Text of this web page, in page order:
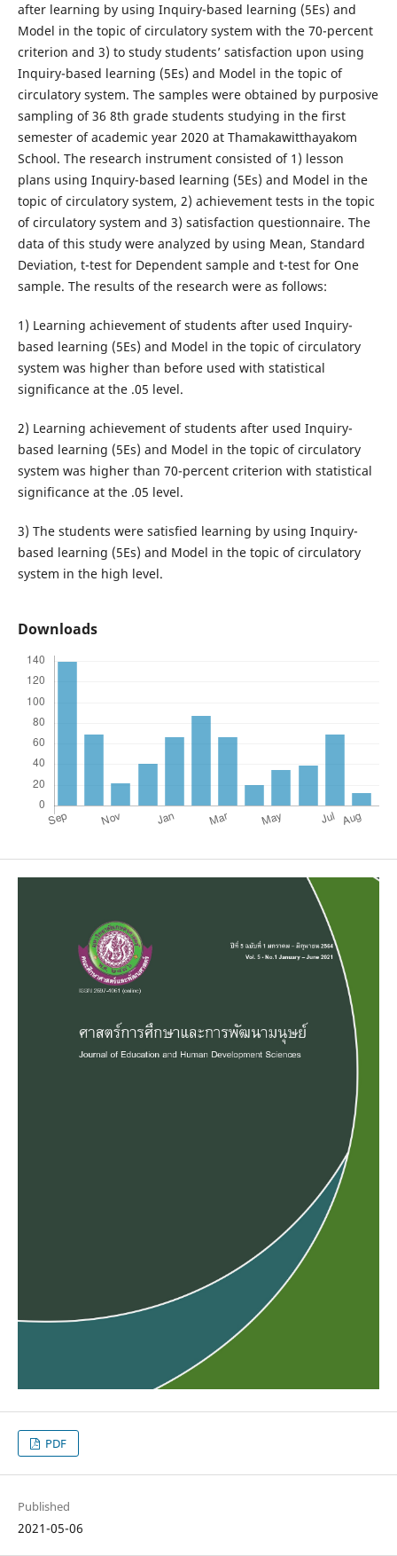
after learning by using Inquiry-based learning (5Es) and
Model in the topic of circulatory system with the 70-percent
criterion and 3) to study students’ satisfaction upon using
Inquiry-based learning (5Es) and Model in the topic of
circulatory system. The samples were obtained by purposive
sampling of 36 8th grade students studying in the first
semester of academic year 2020 at Thamakawitthayakom
School. The research instrument consisted of 1) lesson
plans using Inquiry-based learning (5Es) and Model in the
topic of circulatory system, 2) achievement tests in the topic
of circulatory system and 3) satisfaction questionnaire. The
data of this study were analyzed by using Mean, Standard
Deviation, t-test for Dependent sample and t-test for One
sample. The results of the research were as follows:
1) Learning achievement of students after used Inquiry-
based learning (5Es) and Model in the topic of circulatory
system was higher than before used with statistical
significance at the .05 level.
2) Learning achievement of students after used Inquiry-
based learning (5Es) and Model in the topic of circulatory
system was higher than 70-percent criterion with statistical
significance at the .05 level.
3) The students were satisfied learning by using Inquiry-
based learning (5Es) and Model in the topic of circulatory
system in the high level.
Downloads
PDF
Published
2021-05-06